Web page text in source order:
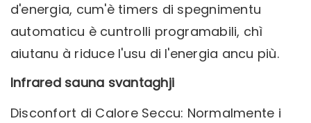
d'energia, cum'è timers di spegnimentu
automaticu è cuntrolli programabili, chì
aiutanu à riduce l'usu di l'energia ancu più.
Infrared sauna svantaghji
Disconfort di Calore Seccu: Normalmente i